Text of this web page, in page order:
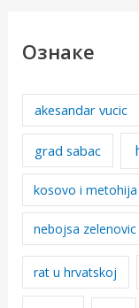
Ознаке
akesandar vucic
grad sabac
kosovo i metohija
nebojsa zelenovic
rat u hrvatskoj